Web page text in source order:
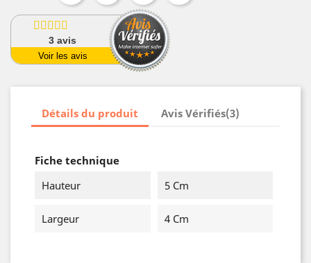
3avis
Voir les avis
Détails du produit Avis Vérifiés(3)
Fiche technique
Hauteur
5 Cm
Largeur 4 Cm